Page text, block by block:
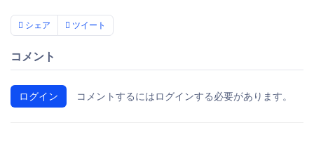
シェア ツイート
コメント
ログイン コメントするにはログインする必要があります。